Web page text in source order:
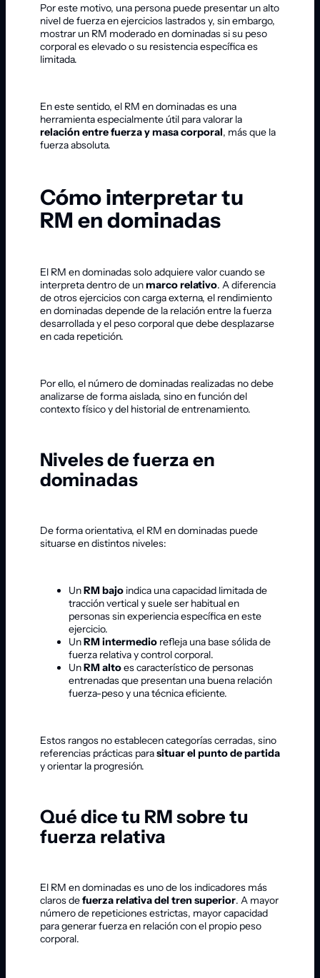
Por este motivo, una persona puede presentar un alto
nivel de fuerza en ejercicios lastrados y, sin embargo,
mostrar un RM moderado en dominadas si su peso
corporal es elevado o su resistencia específica es
limitada.
En este sentido, el RM en dominadas es una
herramienta especialmente útil para valorar la
relación entre fuerza y masa corporal, más que la
fuerza absoluta.
Cómo interpretar tu
RM en dominadas
El RM en dominadas solo adquiere valor cuando se
interpreta dentro de unmarco relativo. A diferencia
de otros ejercicios con carga externa, el rendimiento
en dominadas depende de la relación entre la fuerza
desarrollada y el peso corporal que debe desplazarse
en cada repetición.
Por ello, el número de dominadas realizadas no debe
analizarse de forma aislada, sino en función del
contexto físico y del historial de entrenamiento.
Niveles de fuerza en
dominadas
De forma orientativa, el RM en dominadas puede
situarse en distintos niveles:
UnRM bajo indica una capacidad limitada de
tracción vertical y suele ser habitual en
personas sin experiencia específica en este
ejercicio.
UnRM intermedio refleja una base sólida de
fuerza relativa y control corporal.
UnRM altoes característico de personas
entrenadas que presentan una buena relación
fuerza-peso y una técnica eficiente.
Estos rangos no establecen categorías cerradas, sino
referencias prácticas parasituar el punto de partida
y orientar la progresión.
Qué dice tu RM sobre tu
fuerza relativa
El RM en dominadas es uno de los indicadores más
claros defuerza relativa del tren superior. A mayor
número de repeticiones estrictas, mayor capacidad
para generar fuerza en relación con el propio peso
corporal.